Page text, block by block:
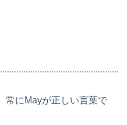
常にMayが正しい言葉で